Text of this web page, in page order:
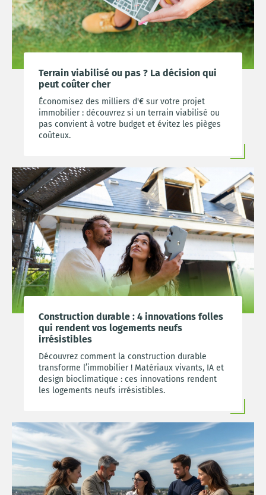
Terrain viabilisé ou pas ? La décision qui
peut coûter cher
Économisez des milliers d'€ sur votre projet
immobilier : découvrez si un terrain viabilisé ou
pas convient à votre budget et évitez les pièges
coûteux.
Construction durable : 4 innovations folles
qui rendent vos logements neufs
irrésistibles
Découvrez comment la construction durable
transforme l’immobilier ! Matériaux vivants, IA et
design bioclimatique : ces innovations rendent
les logements neufs irrésistibles.